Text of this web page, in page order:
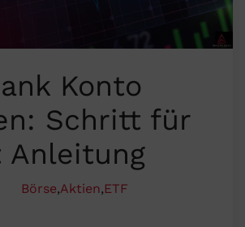
Konto
Schritt für
Anleitung
Börse,Aktien,ETF